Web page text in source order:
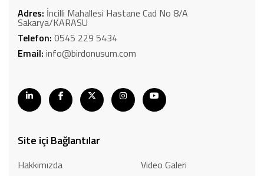
Adres: İncilli Mahallesi Hastane Cad No 8/A
Sakarya/KARASU
Telefon: 0545 229 5434
Email: info@birdonusum.com
Site içi Bağlantılar
Hakkımızda
Video Galeri